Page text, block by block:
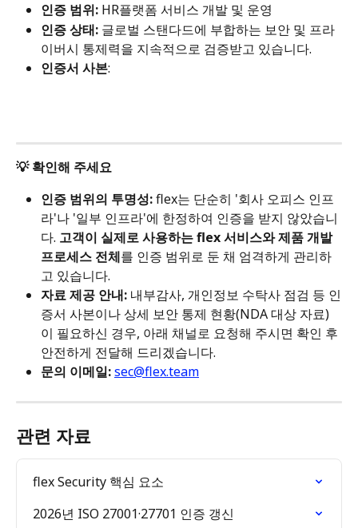
인증 범위: HR플랫폼 서비스 개발 및 운영
인증 상태: 글로벌 스탠다드에 부합하는 보안 및 프라
이버시 통제력을 지속적으로 검증받고 있습니다.
인증서 사본:
💡 확인해 주세요
인증 범위의 투명성: flex는 단순히 '회사 오피스 인프
라'나 '일부 인프라'에 한정하여 인증을 받지 않았습니
다. 고객이 실제로 사용하는 flex 서비스와 제품 개발
프로세스 전체를 인증 범위로 둔 채 엄격하게 관리하
고 있습니다.
자료 제공 안내: 내부감사, 개인정보 수탁사 점검 등 인
증서 사본이나 상세 보안 통제 현황(NDA 대상 자료)
이 필요하신 경우, 아래 채널로 요청해 주시면 확인 후
안전하게 전달해 드리겠습니다.
문의 이메일:sec@flex.team
관련 자료
flex Security 핵심 요소
2026년 ISO 27001·27701 인증 갱신